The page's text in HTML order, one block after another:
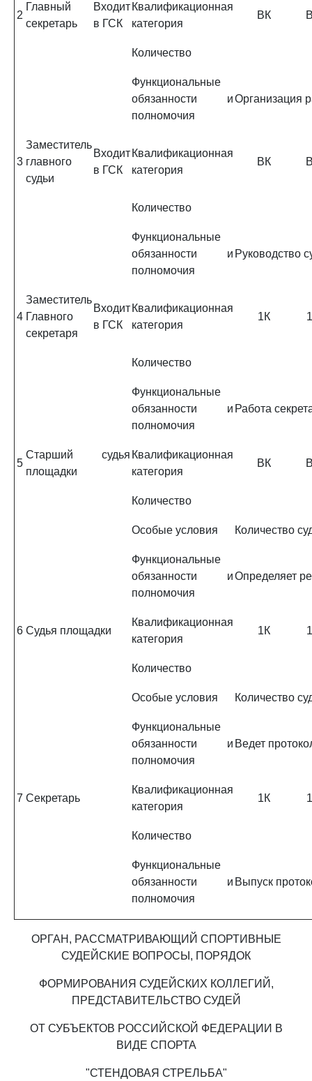
2
Главный
секретарь
Входит
в ГСК
Квалификационная
категория
ВК
Количество
Функциональные
обязанности и
полномочия
Организация
3
Заместитель
главного
судьи
Входит
в ГСК
Квалификационная
категория
ВК
Количество
Функциональные
обязанности и
полномочия
Руководство
4
Заместитель
Главного
секретаря
Входит
в ГСК
Квалификационная
категория
1К
Количество
Функциональные
обязанности и
полномочия
Работа
5
Старший судья
площадки
Квалификационная
категория
ВК
Количество
Особые условия Количество
Функциональные
обязанности и
полномочия
Определяет
6 Судья площадки
Квалификационная
категория
1К
Количество
Особые условия Количество
Функциональные
обязанности и
полномочия
Ведет
7 Секретарь
Квалификационная
категория
1К
Количество
Функциональные
обязанности и
полномочия
Выпуск
ОРГАН, РАССМАТРИВАЮЩИЙ СПОРТИВНЫЕ
СУДЕЙСКИЕ ВОПРОСЫ, ПОРЯДОК
ФОРМИРОВАНИЯ СУДЕЙСКИХ КОЛЛЕГИЙ,
ПРЕДСТАВИТЕЛЬСТВО СУДЕЙ
ОТ СУБЪЕКТОВ РОССИЙСКОЙ ФЕДЕРАЦИИ В
ВИДЕ СПОРТА
"СТЕНДОВАЯ СТРЕЛЬБА"